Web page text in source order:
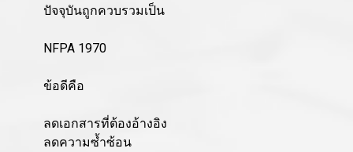
ปัจจุบันถูกควบรวมเป็น
NFPA 1970
ข้อดีคือ
ลดเอกสารที่ต้องอ้างอิง
ลดความซ้ำซ้อน